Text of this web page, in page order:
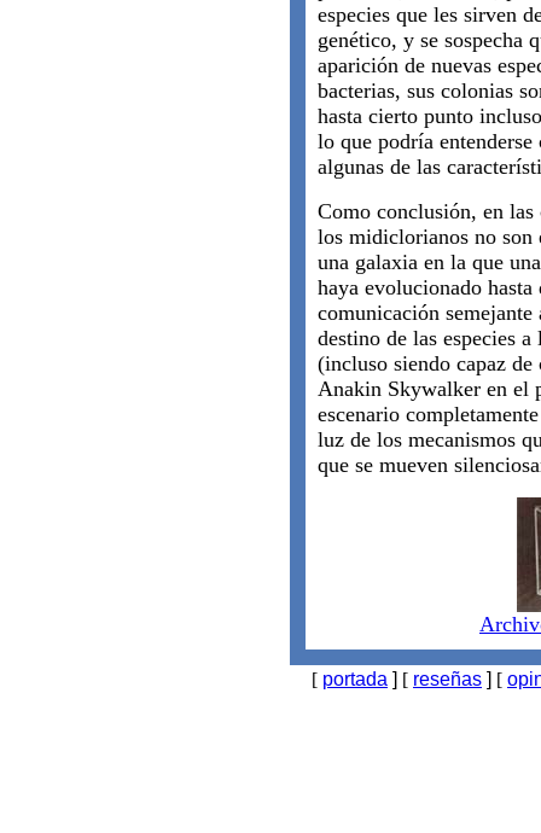
especies que les sirven
genético, y se sospecha
aparición de nuevas
bacterias, sus colonias
hasta cierto punto
lo que podría
algunas de las
Como conclusión, en
los midiclorianos no son
una galaxia en la que
haya evolucionado
comunicación
destino de las especies
(incluso siendo capaz
Anakin Skywalker en el
escenario
luz de los mecanismos
que se mueven
[ portada ] [ reseñas ] [